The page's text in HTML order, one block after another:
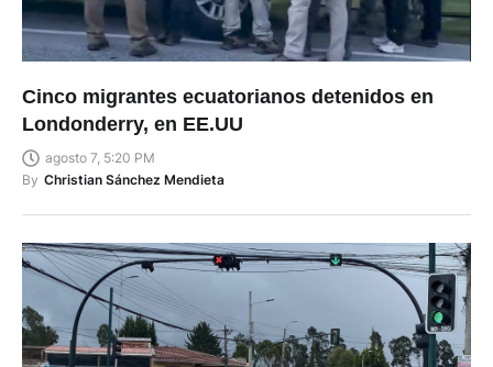
Cinco migrantes ecuatorianos detenidos en
Londonderry, en EE.UU
agosto 7, 5:20 PM
By Christian Sánchez Mendieta